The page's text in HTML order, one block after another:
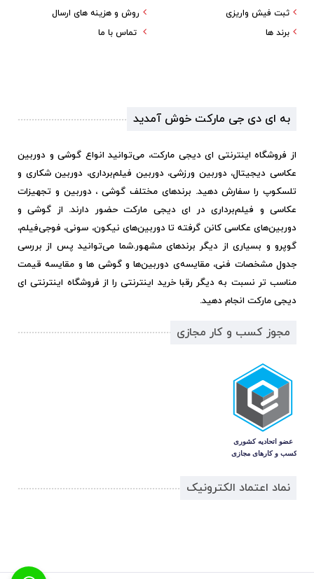
روش و هزینه های ارسال
تماس با ما
ثبت فیش واریزی
برند ها
به ای دی جی مارکت خوش آمدید
از فروشگاه اینترنتی ای دیجی مارکت، می‌توانید انواع گوشی و دوربین
عکاسی دیجیتال، دوربین ورزشی، دوربین فیلم‌برداری، دوربین شکاری و
تلسکوپ را سفارش دهید. برندهای مختلف گوشی ، دوربین و تجهیزات
عکاسی و فیلم‌برداری در ای دیجی مارکت حضور دارند. از گوشی و
دوربین‌های عکاسی کانن گرفته تا دوربین‌های نیکون، سونی، فوجی‌فیلم،
گوپرو و بسیاری از دیگر برندهای مشهور.شما می‌توانید پس از بررسی
جدول مشخصات فنی، مقایسه‌ی دوربین‌ها و گوشی ها و مقایسه قیمت
مناسب تر نسبت به دیگر رقبا خرید اینترنتی را از فروشگاه اینترنتی ای
دیجی مارکت انجام دهید.
مجوز کسب و کار مجازی
نماد اعتماد الکترونیک